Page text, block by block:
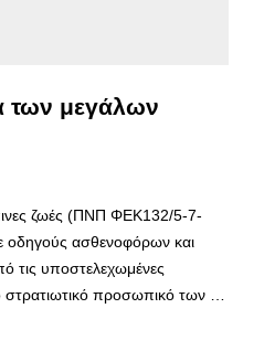
των μεγάλων
ζωές (ΠΝΠ ΦΕΚ132/5-7-
οδηγούς ασθενοφόρων και
τις υποστελεχωμένες
στρατιωτικό προσωπικό των …